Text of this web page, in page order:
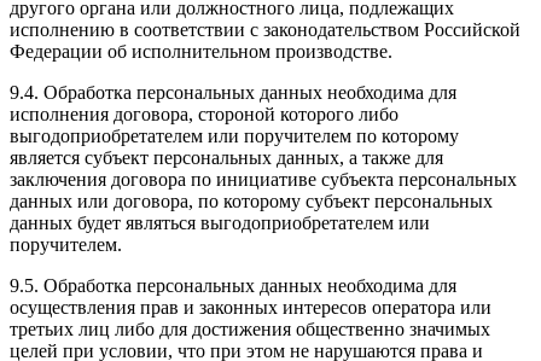
другого органа или должностного лица, подлежащих
исполнению в соответствии с законодательством Российской
Федерации об исполнительном производстве.
9.4. Обработка персональных данных необходима для
исполнения договора, стороной которого либо
выгодоприобретателем или поручителем по которому
является субъект персональных данных, а также для
заключения договора по инициативе субъекта персональных
данных или договора, по которому субъект персональных
данных будет являться выгодоприобретателем или
поручителем.
9.5. Обработка персональных данных необходима для
осуществления прав и законных интересов оператора или
третьих лиц либо для достижения общественно значимых
целей при условии, что при этом не нарушаются права и